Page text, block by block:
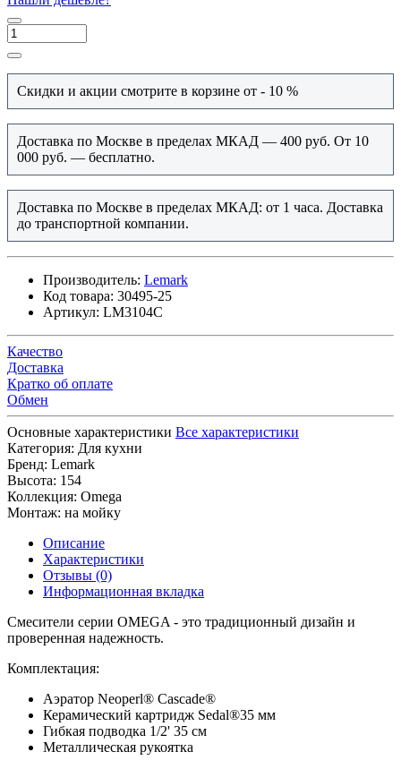
Скидки и акции смотрите в корзине от - 10 %
Доставка по Москве в пределах МКАД — 400 руб. От 10
000 руб. — бесплатно.
Доставка по Москве в пределах МКАД: от 1 часа. Доставка
до транспортной компании.
Производитель: Lemark
Код товара: 30495-25
Артикул: LM3104C
Качество
Доставка
Кратко об оплате
Обмен
Основные характеристики Все характеристики
Категория: Для кухни
Бренд: Lemark
Высота: 154
Коллекция: Omega
Монтаж: на мойку
Описание
Характеристики
Отзывы (0)
Информационная вкладка
Смесители серии OMEGA - это традиционный дизайн и
проверенная надежность.
Комплектация:
Аэратор Neoperl® Cascade®
Керамический картридж Sedal®35 мм
Гибкая подводка 1/2' 35 см
Металлическая рукоятка